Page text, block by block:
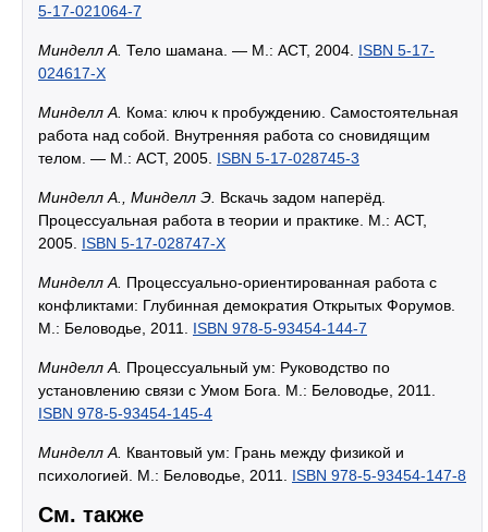
5-17-021064-7
Минделл А. Тело шамана. — М.: АСТ, 2004. ISBN 5-17-
024617-X
Минделл А. Кома: ключ к пробуждению. Самостоятельная
работа над собой. Внутренняя работа со сновидящим
телом. — М.: АСТ, 2005. ISBN 5-17-028745-3
Минделл А., Минделл Э. Вскачь задом наперёд.
Процессуальная работа в теории и практике. М.: АСТ,
2005. ISBN 5-17-028747-X
Минделл А. Процессуально-ориентированная работа с
конфликтами: Глубинная демократия Открытых Форумов.
М.: Беловодье, 2011. ISBN 978-5-93454-144-7
Минделл А. Процессуальный ум: Руководство по
установлению связи с Умом Бога. М.: Беловодье, 2011.
ISBN 978-5-93454-145-4
Минделл А. Квантовый ум: Грань между физикой и
психологией. М.: Беловодье, 2011. ISBN 978-5-93454-147-8
См. также